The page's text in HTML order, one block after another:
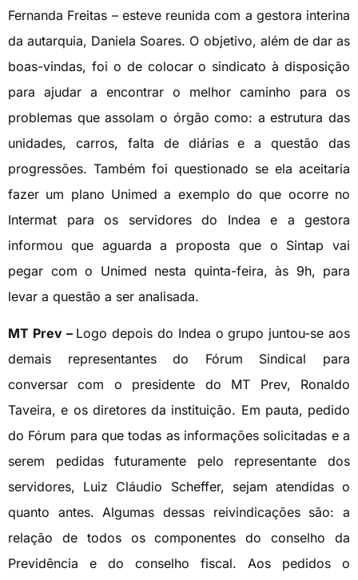
Fernanda Freitas – esteve reunida com a gestora interina
da autarquia, Daniela Soares. O objetivo, além de dar as
boas-vindas, foi o de colocar o sindicato à disposição
para ajudar a encontrar o melhor caminho para os
problemas que assolam o órgão como: a estrutura das
unidades, carros, falta de diárias e a questão das
progressões. Também foi questionado se ela aceitaria
fazer um plano Unimed a exemplo do que ocorre no
Intermat para os servidores do Indea e a gestora
informou que aguarda a proposta que o Sintap vai
pegar com o Unimed nesta quinta-feira, às 9h, para
levar a questão a ser analisada.
MT Prev – Logo depois do Indea o grupo juntou-se aos
demais representantes do Fórum Sindical para
conversar com o presidente do MT Prev, Ronaldo
Taveira, e os diretores da instituição. Em pauta, pedido
do Fórum para que todas as informações solicitadas e a
serem pedidas futuramente pelo representante dos
servidores, Luiz Cláudio Scheffer, sejam atendidas o
quanto antes. Algumas dessas reivindicações são: a
relação de todos os componentes do conselho da
Previdência e do conselho fiscal. Aos pedidos o